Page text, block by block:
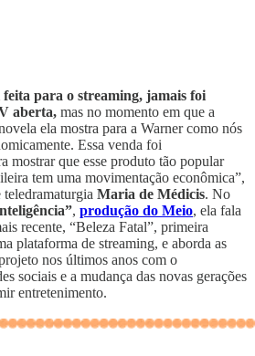
feita para o streaming, jamais foi
aberta, mas no momento em que a
ela mostra para a Warner como nós
Essa venda foi
mostrar que esse produto tão popular
tem uma movimentação econômica”,
Maria de Médicis. No
, produção do Meio, ela fala
recente, “Beleza Fatal”, primeira
plataforma de streaming, e aborda as
nos últimos anos com o
sociais e a mudança das novas gerações
entretenimento.